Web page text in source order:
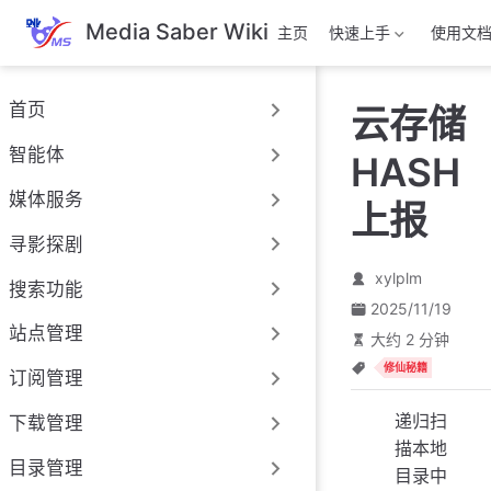
跳
至
主
內
容
Media Saber Wiki 主页 快速上手 使用文档
首页
智能体
媒体服务
寻影探剧
搜索功能
站点管理
订阅管理
下载管理
目录管理
云存储
HASH
上报
xylplm
2025/11/19
大约 2 分钟
修仙秘籍
递归扫
描本地
目录中